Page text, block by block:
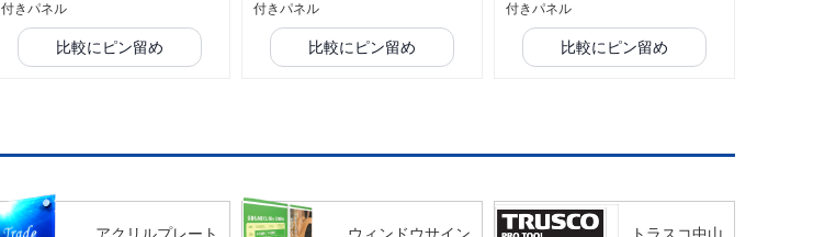
付きパネル
比較にピン留め
付きパネル
比較にピン留め
付きパネル
比較にピン留め
アクリルプレート ウィンドウサイン トラスコ中山